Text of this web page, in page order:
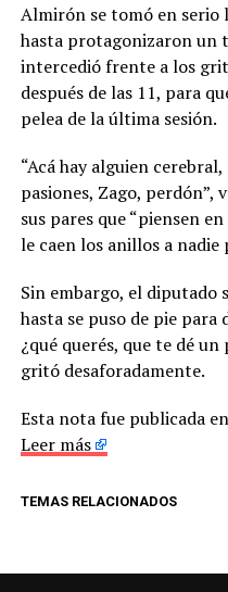
Almirón se tomó en serio
hasta protagonizaron un
intercedió frente a los
después de las 11, para
pelea de la última sesión.
“Acá hay alguien
pasiones, Zago,
sus pares que “piensen
le caen los anillos a
Sin embargo, el diputado
hasta se puso de pie para
¿qué querés, que te dé un
gritó desaforadamente.
Esta nota fue publicada
Leer más
TEMAS RELACIONADOS